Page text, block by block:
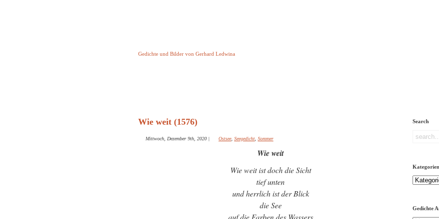
Gedichte und Bilder von Gerhard Ledwina
Wie weit (1576)
Mittwoch, Dezember 9th, 2020 | Ostsee Seegedicht Sommer
Wie weit
Wie weit ist doch die Sicht
tief unten
und herrlich ist der Blick
die See
auf die Farben des Wassers
Search
Kategorien
Kategorien
Gedichte